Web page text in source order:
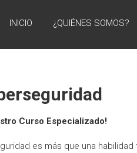
INICIO ¿QUIÉNES SOMOS?
Curso Especializado!
es más que una